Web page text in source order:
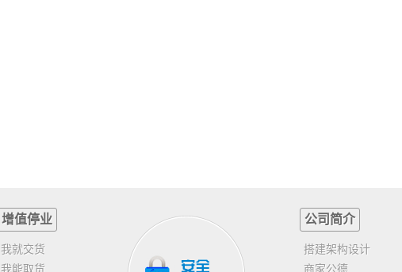
增值停业
我就交货
我能取货
公司简介
搭建架构设计
商家公德